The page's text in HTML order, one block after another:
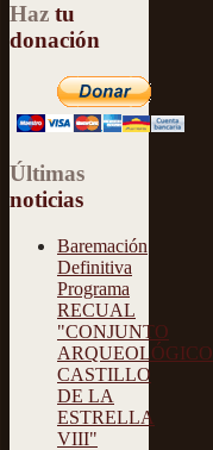
Haz tu
donación
Últimas
noticias
Baremación
Definitiva
Programa
RECUAL
"CONJUNTO
ARQUEOLÓGICO
CASTILLO
DE LA
ESTRELLA
VIII"